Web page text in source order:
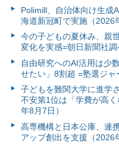
Polimill、自治体向け生成
海道新冠町で実施（2026
今の子どもの夏休み、親
変化を実感=朝日新聞社調
自由研究へのAI活用は少
せたい」8割超 =塾選ジャ
子どもを難関大学に進学
不安第1位は「学費が高
年8月7日）
高専機構と日本公庫、連
アップ創出を支援（2026